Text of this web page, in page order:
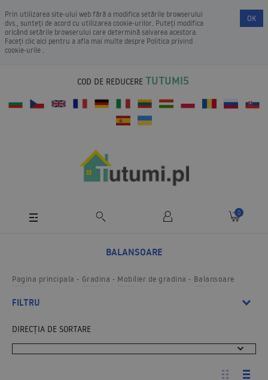
Prin utilizarea site-ului web fără a modifica setările browserului
dvs., sunteți de acord cu utilizarea cookie-urilor. Puteți modifica
oricând setările browserului care determină salvarea acestora.
Faceți clic aici pentru a afla mai multe despre Politica privind
cookie-urile .
OK
COD DE REDUCERE TUTUMI5
0
BALANSOARE
Pagina principala Gradina Mobilier de gradina Balansoare
FILTRU
DIRECȚIA DE SORTARE